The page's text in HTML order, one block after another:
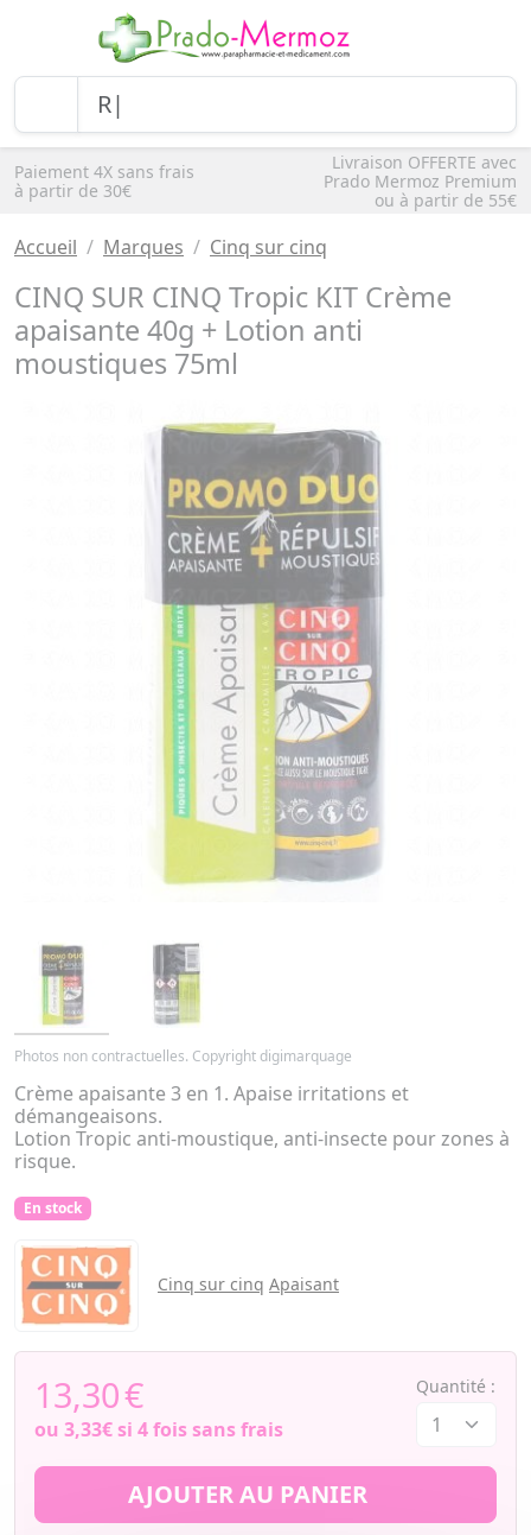
Paiement 4X sans frais
à partir de 30€
Livraison OFFERTE avec
Prado Mermoz Premium
ou à partir de 55€
Accueil Marques Cinq sur cinq
CINQ SUR CINQ Tropic KIT Crème
apaisante 40g + Lotion anti
moustiques 75ml
Photos non contractuelles. Copyright digimarquage
Crème apaisante 3 en 1. Apaise irritations et
démangeaisons.
Lotion Tropic anti-moustique, anti-insecte pour zones à
risque.
En stock
Cinq sur cinq Apaisant
13,30€
ou 3,33€si 4 fois sans frais
Quantité :
AJOUTER AU PANIER